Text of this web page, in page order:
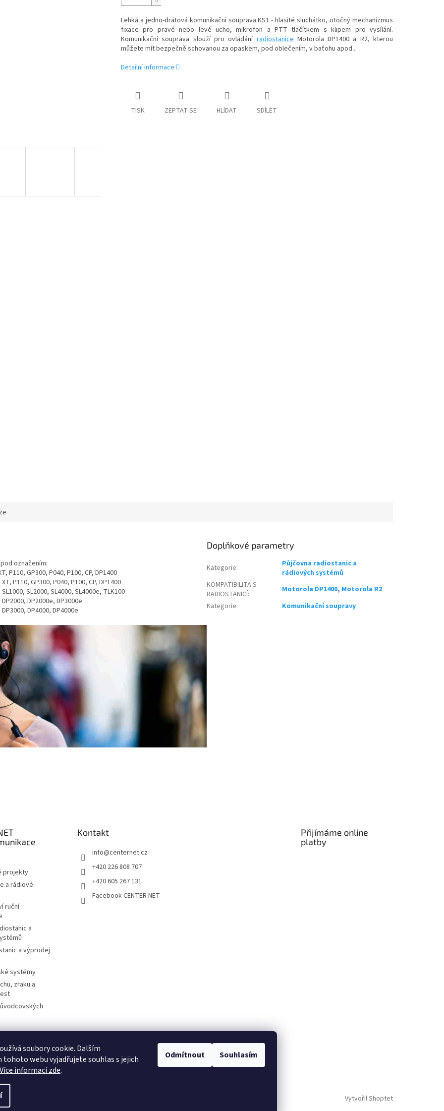
soubory cookie. Dalším
tohoto webu vyjadřujete souhlas s jejich
Více informací zde.
Odmítnout Souhlasím
Lehká a jedno-drátová komunikační souprava KS1 - hlasité sluchátko, otočný mechanizmus
fixace pro pravé nebo levé ucho, mikrofon a PTT tlačítkem s klipem pro vysílání.
Komunikační souprava slouží pro ovládáníradiostaniceMotorola DP1400 a R2, kterou
můžete mít bezpečně schovanou za opaskem, pod oblečením, v baťohu apod..
Detailní informace
TISK ZEPTAT SE HLÍDAT SDÍLET
označením:
GP300, P040, P100, CP, DP1400
P110, GP300, P040, P100, CP, DP1400
SL2000, SL4000, SL4000e, TLK100
DP2000e, DP3000e
DP4000, DP4000e
Doplňkové parametry
Kategorie:
Půjčovna radiostanic a
rádiových systémů
KOMPATIBILITA S
RADIOSTANICÍ: Motorola DP1400, Motorola R2
Kategorie: Komunikační soupravy
projekty
a rádiové
ruční
a
a výprodej
systémy
zraku a
Kontakt
info@centernet.cz
+420 226 808 707
+420 605 267 131
Facebook CENTER NET
Přijímáme online
platby
Meder.de Imtradex.de Citytourguide.at Peltor.com
Vytvořil Shoptet
Upravit nastavení cookies